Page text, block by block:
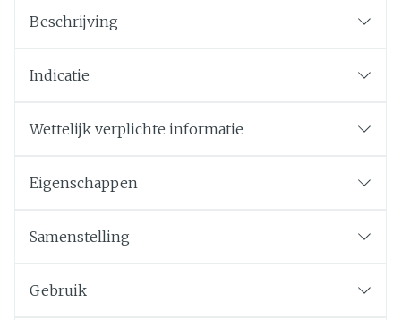
Beschrijving
Indicatie
Wettelijk verplichte informatie
Eigenschappen
Samenstelling
Gebruik